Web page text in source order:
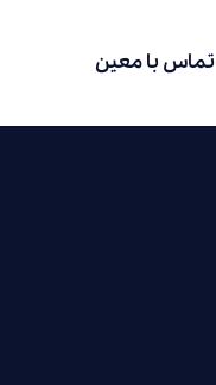
تماس با معین